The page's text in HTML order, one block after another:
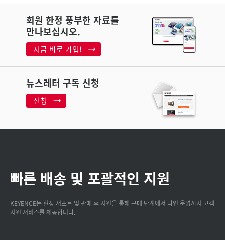
회원 한정 풍부한 자료를
만나보십시오.
지금 바로 가입!
뉴스레터 구독 신청
신청
빠른 배송 및 포괄적인 지원
KEYENCE는 현장 서포트 및 판매 후 지원을 통해 구매 단계에서 라인 운영까지 고객
지원 서비스를 제공합니다.